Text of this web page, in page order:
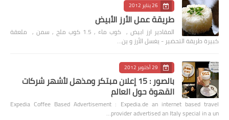
26 يناير 2012
طريقة عمل الأرز الأبيض
المقادير ارز ابيض , كوب ماء , 1.5 كوب ملح , سمن , ملعقة
كبيرة طريقة التحضير - يغسل الأرز و ين…
29 أكتوبر 2012
بالصور : 15 إعلان مبتكر ومذهل لأشهر شركات
القهوة حول العالم
Expedia Coffee Based Advertisement : Expedia.de an internet based travel
provider advertised an Italy special in a un…